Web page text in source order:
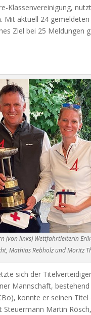
Klassenvereinigung,
Mit aktuell 24
Ziel bei 25
(von links) Wettfahrtleiterin
Mathias Rebholz und Moritz
sich der
Mannschaft,
konnte er seinen
Martin